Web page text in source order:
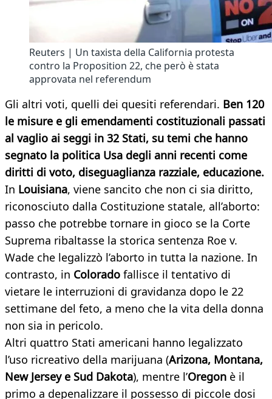
Reuters | Un taxista della California protesta
contro la Proposition 22, che però è stata
approvata nel referendum
Gli altri voti, quelli dei quesiti referendari. Ben 120
le misure e gli emendamenti costituzionali passati
al vaglio ai seggi in 32 Stati, su temi che hanno
segnato la politica Usa degli anni recenti come
diritti di voto, diseguaglianza razziale, educazione.
In Louisiana, viene sancito che non ci sia diritto,
riconosciuto dalla Costituzione statale, all’aborto:
passo che potrebbe tornare in gioco se la Corte
Suprema ribaltasse la storica sentenza Roe v.
Wade che legalizzò l’aborto in tutta la nazione. In
contrasto, in Colorado fallisce il tentativo di
vietare le interruzioni di gravidanza dopo le 22
settimane del feto, a meno che la vita della donna
non sia in pericolo.
Altri quattro Stati americani hanno legalizzato
l’uso ricreativo della marijuana (Arizona, Montana,
New Jersey e Sud Dakota), mentre l’Oregon è il
primo a depenalizzare il possesso di piccole dosi